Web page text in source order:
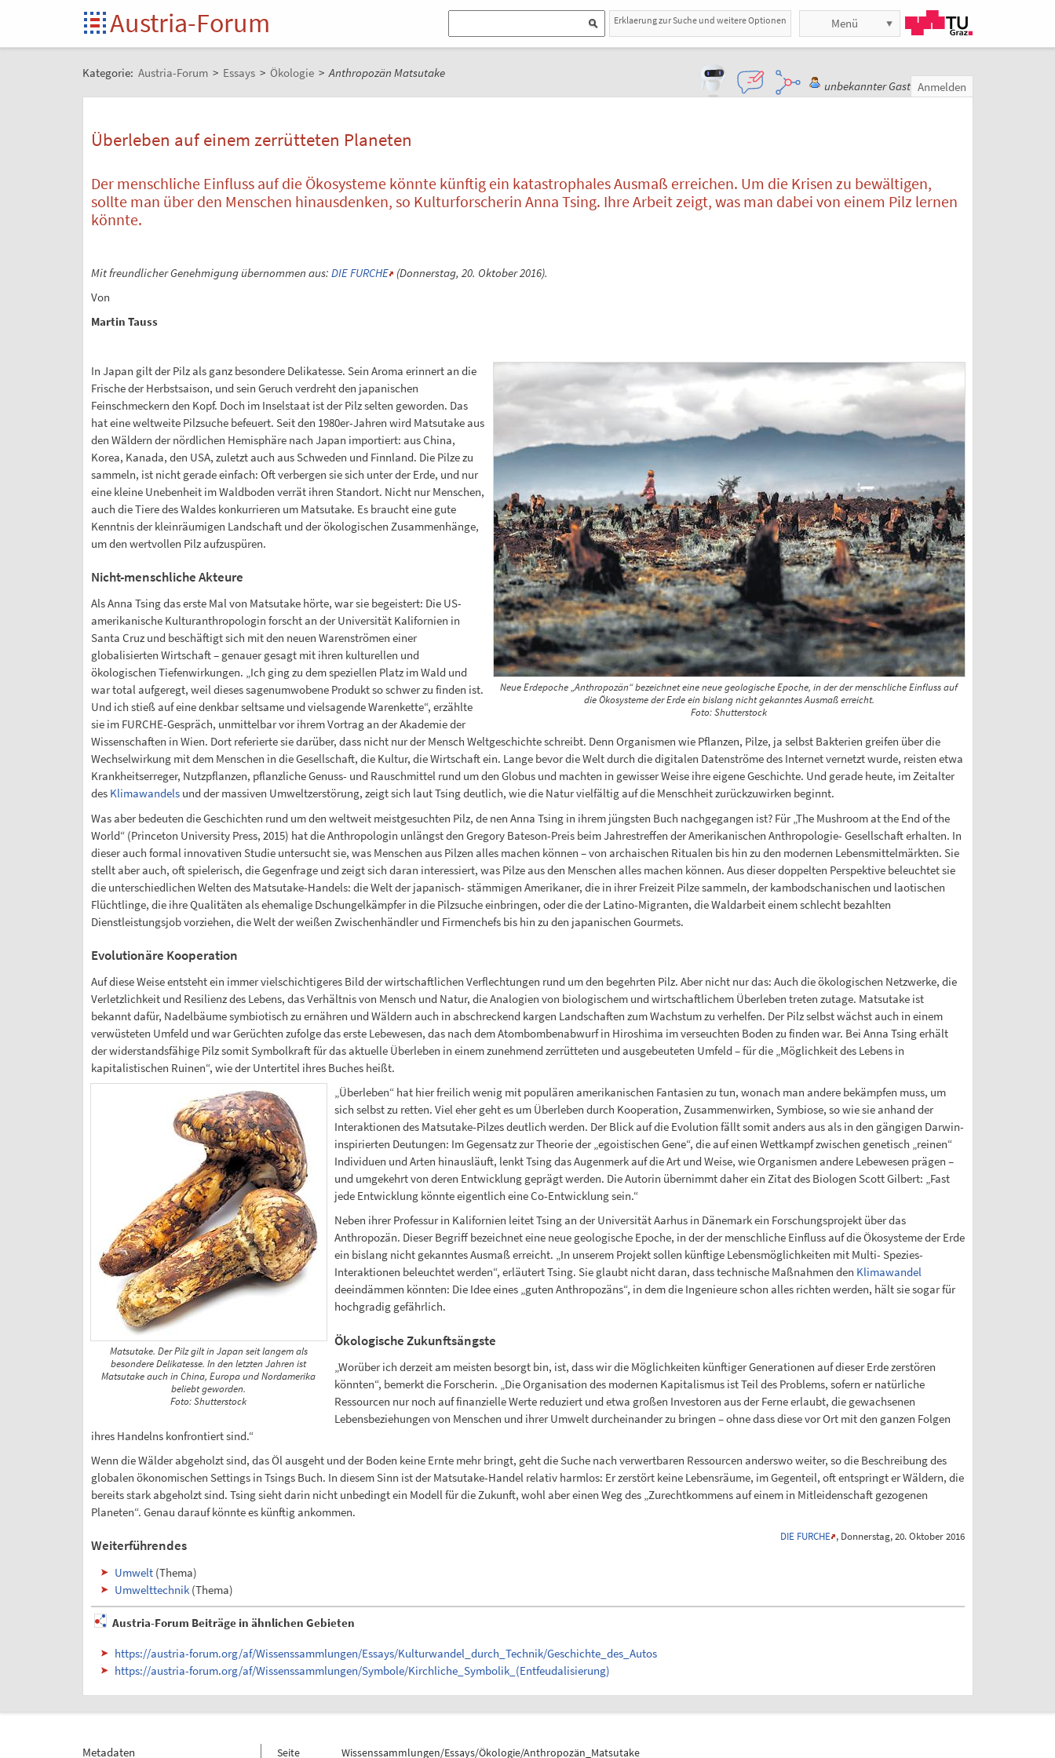
Austria-Forum Erklaerung zur Suche und weitere Optionen Menü
Kategorie: Austria-Forum > Essays > Ökologie > Anthropozän Matsutake
unbekannter Gast Anmelden
Überleben auf einem zerrütteten Planeten
Der menschliche Einfluss auf die Ökosysteme könnte künftig ein katastrophales Ausmaß erreichen. Um die Krisen zu bewältigen,
sollte man über den Menschen hinausdenken, so Kulturforscherin Anna Tsing. Ihre Arbeit zeigt, was man dabei von einem Pilz lernen
könnte.
Mit freundlicher Genehmigung übernommen aus: DIE FURCHE
(Donnerstag, 20. Oktober 2016).
Von
Martin Tauss
Neue Erdepoche „Anthropozän“ bezeichnet eine neue geologische Epoche, in der der menschliche Einfluss auf
die Ökosysteme der Erde ein bislang nicht gekanntes Ausmaß erreicht.
Foto: Shutterstock
In Japan gilt der Pilz als ganz besondere Delikatesse. Sein Aroma erinnert an die
Frische der Herbstsaison, und sein Geruch verdreht den japanischen
Feinschmeckern den Kopf. Doch im Inselstaat ist der Pilz selten geworden. Das
hat eine weltweite Pilzsuche befeuert. Seit den 1980er-Jahren wird Matsutake aus
den Wäldern der nördlichen Hemisphäre nach Japan importiert: aus China,
Korea, Kanada, den USA, zuletzt auch aus Schweden und Finnland. Die Pilze zu
sammeln, ist nicht gerade einfach: Oft verbergen sie sich unter der Erde, und nur
eine kleine Unebenheit im Waldboden verrät ihren Standort. Nicht nur Menschen,
auch die Tiere des Waldes konkurrieren um Matsutake. Es braucht eine gute
Kenntnis der kleinräumigen Landschaft und der ökologischen Zusammenhänge,
um den wertvollen Pilz aufzuspüren.
Nicht-menschliche Akteure
Als Anna Tsing das erste Mal von Matsutake hörte, war sie begeistert: Die US-
amerikanische Kulturanthropologin forscht an der Universität Kalifornien in
Santa Cruz und beschäftigt sich mit den neuen Warenströmen einer
globalisierten Wirtschaft – genauer gesagt mit ihren kulturellen und
ökologischen Tiefenwirkungen. „Ich ging zu dem speziellen Platz im Wald und
war total aufgeregt, weil dieses sagenumwobene Produkt so schwer zu finden ist.
Und ich stieß auf eine denkbar seltsame und vielsagende Warenkette“, erzählte
sie im FURCHE-Gespräch, unmittelbar vor ihrem Vortrag an der Akademie der
Wissenschaften in Wien. Dort referierte sie darüber, dass nicht nur der Mensch Weltgeschichte schreibt. Denn Organismen wie Pflanzen, Pilze, ja selbst Bakterien greifen über die
Wechselwirkung mit dem Menschen in die Gesellschaft, die Kultur, die Wirtschaft ein. Lange bevor die Welt durch die digitalen Datenströme des Internet vernetzt wurde, reisten etwa
Krankheitserreger, Nutzpflanzen, pflanzliche Genuss- und Rauschmittel rund um den Globus und machten in gewisser Weise ihre eigene Geschichte. Und gerade heute, im Zeitalter
des Klimawandelsund der massiven Umweltzerstörung, zeigt sich laut Tsing deutlich, wie die Natur vielfältig auf die Menschheit zurückzuwirken beginnt.
Was aber bedeuten die Geschichten rund um den weltweit meistgesuchten Pilz, de nen Anna Tsing in ihrem jüngsten Buch nachgegangen ist? Für „The Mushroom at the End of the
World“ (Princeton University Press, 2015) hat die Anthropologin unlängst den Gregory Bateson-Preis beim Jahrestreffen der Amerikanischen Anthropologie- Gesellschaft erhalten. In
dieser auch formal innovativen Studie untersucht sie, was Menschen aus Pilzen alles machen können – von archaischen Ritualen bis hin zu den modernen Lebensmittelmärkten. Sie
stellt aber auch, oft spielerisch, die Gegenfrage und zeigt sich daran interessiert, was Pilze aus den Menschen alles machen können. Aus dieser doppelten Perspektive beleuchtet sie
die unterschiedlichen Welten des Matsutake-Handels: die Welt der japanisch- stämmigen Amerikaner, die in ihrer Freizeit Pilze sammeln, der kambodschanischen und laotischen
Flüchtlinge, die ihre Qualitäten als ehemalige Dschungelkämpfer in die Pilzsuche einbringen, oder die der Latino-Migranten, die Waldarbeit einem schlecht bezahlten
Dienstleistungsjob vorziehen, die Welt der weißen Zwischenhändler und Firmenchefs bis hin zu den japanischen Gourmets.
Evolutionäre Kooperation
Auf diese Weise entsteht ein immer vielschichtigeres Bild der wirtschaftlichen Verflechtungen rund um den begehrten Pilz. Aber nicht nur das: Auch die ökologischen Netzwerke, die
Verletzlichkeit und Resilienz des Lebens, das Verhältnis von Mensch und Natur, die Analogien von biologischem und wirtschaftlichem Überleben treten zutage. Matsutake ist
bekannt dafür, Nadelbäume symbiotisch zu ernähren und Wäldern auch in abschreckend kargen Landschaften zum Wachstum zu verhelfen. Der Pilz selbst wächst auch in einem
verwüsteten Umfeld und war Gerüchten zufolge das erste Lebewesen, das nach dem Atombombenabwurf in Hiroshima im verseuchten Boden zu finden war. Bei Anna Tsing erhält
der widerstandsfähige Pilz somit Symbolkraft für das aktuelle Überleben in einem zunehmend zerrütteten und ausgebeuteten Umfeld – für die „Möglichkeit des Lebens in
kapitalistischen Ruinen“, wie der Untertitel ihres Buches heißt.
Matsutake. Der Pilz gilt in Japan seit langem als
besondere Delikatesse. In den letzten Jahren ist
Matsutake auch in China, Europa und Nordamerika
beliebt geworden.
Foto: Shutterstock
„Überleben“ hat hier freilich wenig mit populären amerikanischen Fantasien zu tun, wonach man andere bekämpfen muss, um
sich selbst zu retten. Viel eher geht es um Überleben durch Kooperation, Zusammenwirken, Symbiose, so wie sie anhand der
Interaktionen des Matsutake-Pilzes deutlich werden. Der Blick auf die Evolution fällt somit anders aus als in den gängigen Darwin-
inspirierten Deutungen: Im Gegensatz zur Theorie der „egoistischen Gene“, die auf einen Wettkampf zwischen genetisch „reinen“
Individuen und Arten hinausläuft, lenkt Tsing das Augenmerk auf die Art und Weise, wie Organismen andere Lebewesen prägen –
und umgekehrt von deren Entwicklung geprägt werden. Die Autorin übernimmt daher ein Zitat des Biologen Scott Gilbert: „Fast
jede Entwicklung könnte eigentlich eine Co-Entwicklung sein.“
Neben ihrer Professur in Kalifornien leitet Tsing an der Universität Aarhus in Dänemark ein Forschungsprojekt über das
Anthropozän. Dieser Begriff bezeichnet eine neue geologische Epoche, in der der menschliche Einfluss auf die Ökosysteme der Erde
ein bislang nicht gekanntes Ausmaß erreicht. „In unserem Projekt sollen künftige Lebensmöglichkeiten mit Multi- Spezies-
Interaktionen beleuchtet werden“, erläutert Tsing. Sie glaubt nicht daran, dass technische Maßnahmen den Klimawandel
deeindämmen könnten: Die Idee eines „guten Anthropozäns“, in dem die Ingenieure schon alles richten werden, hält sie sogar für
hochgradig gefährlich.
Ökologische Zukunftsängste
„Worüber ich derzeit am meisten besorgt bin, ist, dass wir die Möglichkeiten künftiger Generationen auf dieser Erde zerstören
könnten“, bemerkt die Forscherin. „Die Organisation des modernen Kapitalismus ist Teil des Problems, sofern er natürliche
Ressourcen nur noch auf finanzielle Werte reduziert und etwa großen Investoren aus der Ferne erlaubt, die gewachsenen
Lebensbeziehungen von Menschen und ihrer Umwelt durcheinander zu bringen – ohne dass diese vor Ort mit den ganzen Folgen
ihres Handelns konfrontiert sind.“
Wenn die Wälder abgeholzt sind, das Öl ausgeht und der Boden keine Ernte mehr bringt, geht die Suche nach verwertbaren Ressourcen anderswo weiter, so die Beschreibung des
globalen ökonomischen Settings in Tsings Buch. In diesem Sinn ist der Matsutake-Handel relativ harmlos: Er zerstört keine Lebensräume, im Gegenteil, oft entspringt er Wäldern, die
bereits stark abgeholzt sind. Tsing sieht darin nicht unbedingt ein Modell für die Zukunft, wohl aber einen Weg des „Zurechtkommens auf einem in Mitleidenschaft gezogenen
Planeten“. Genau darauf könnte es künftig ankommen.
DIE FURCHE , Donnerstag, 20. Oktober 2016
Weiterführendes
Umwelt (Thema)
Umwelttechnik (Thema)
Austria-Forum Beiträge in ähnlichen Gebieten
https://austria-forum.org/af/Wissenssammlungen/Essays/Kulturwandel_durch_Technik/Geschichte_des_Autos
https://austria-forum.org/af/Wissenssammlungen/Symbole/Kirchliche_Symbolik_(Entfeudalisierung)
Metadaten Seite Wissenssammlungen/Essays/Ökologie/Anthropozän_Matsutake